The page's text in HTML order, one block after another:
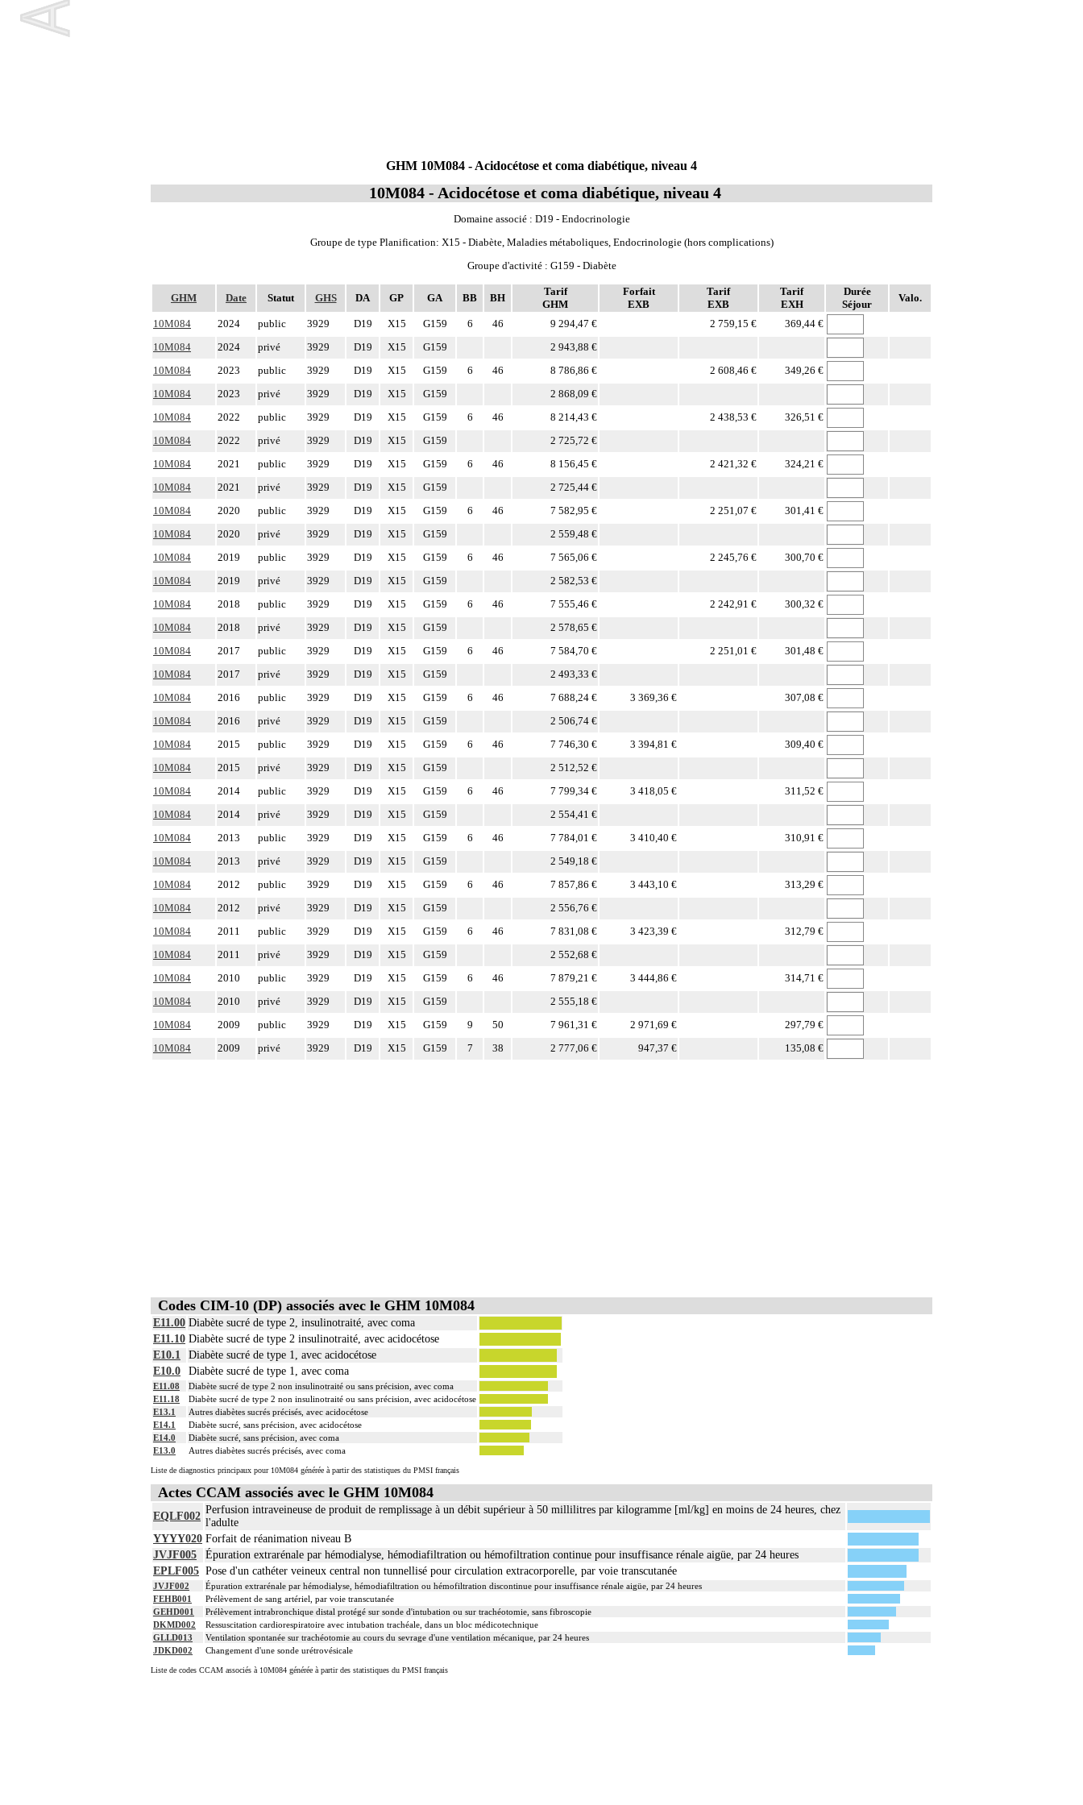
GHM Date Statut GHS DA GP GA BB BH
Tarif
GHM
Forfait
EXB
Tarif
EXB
Tarif
EXH
Durée
Séjour
Valo.
10M084 2024 public 3929 D19 X15 G159 6 46 9 294,47 € 2 759,15 €
369,44 €
10M084
2024 privé 3929 D19 X15 G159
2 943,88 €
10M084
2023 public 3929 D19 X15 G159 6 46 8 786,86 € 2 608,46 €
349,26 €
10M084
2023 privé 3929 D19 X15 G159
2 868,09 €
10M084
2022 public 3929 D19 X15 G159 6 46 8 214,43 € 2 438,53 €
326,51 €
10M084
2022 privé 3929 D19 X15 G159
2 725,72 €
10M084
2021 public 3929 D19 X15 G159 6 46 8 156,45 € 2 421,32 €
324,21 €
10M084
2021 privé 3929 D19 X15 G159
2 725,44 €
10M084
2020 public 3929 D19 X15 G159 6 46 7 582,95 € 2 251,07 €
301,41 €
10M084
2020 privé 3929 D19 X15 G159
2 559,48 €
10M084
2019 public 3929 D19 X15 G159 6 46 7 565,06 € 2 245,76 €
300,70 €
10M084
2019 privé 3929 D19 X15 G159
2 582,53 €
10M084
2018 public 3929 D19 X15 G159 6 46 7 555,46 € 2 242,91 €
300,32 €
10M084
2018 privé 3929 D19 X15 G159
2 578,65 €
10M084
2017 public 3929 D19 X15 G159 6 46 7 584,70 € 2 251,01 €
301,48 €
10M084
2017 privé 3929 D19 X15 G159
2 493,33 €
10M084
2016 public 3929 D19 X15 G159 6 46 7 688,24 € 3 369,36 €
307,08 €
10M084
2016 privé 3929 D19 X15 G159
2 506,74 €
10M084
2015 public 3929 D19 X15 G159 6 46 7 746,30 € 3 394,81 €
309,40 €
10M084
2015 privé 3929 D19 X15 G159
2 512,52 €
10M084
2014 public 3929 D19 X15 G159 6 46 7 799,34 € 3 418,05 €
311,52 €
10M084
2014 privé 3929 D19 X15 G159
2 554,41 €
10M084
2013 public 3929 D19 X15 G159 6 46 7 784,01 € 3 410,40 €
310,91 €
10M084
2013 privé 3929 D19 X15 G159
2 549,18 €
10M084
2012 public 3929 D19 X15 G159 6 46 7 857,86 € 3 443,10 €
313,29 €
10M084
2012 privé 3929 D19 X15 G159
2 556,76 €
10M084
2011 public 3929 D19 X15 G159 6 46 7 831,08 € 3 423,39 €
312,79 €
10M084
2011 privé 3929 D19 X15 G159
2 552,68 €
10M084
2010 public 3929 D19 X15 G159 6 46 7 879,21 € 3 444,86 €
314,71 €
10M084
2010 privé 3929 D19 X15 G159
2 555,18 €
10M084
2009 public 3929 D19 X15 G159 9 50 7 961,31 € 2 971,69 €
297,79 €
10M084
2009 privé 3929 D19 X15 G159 7 38 2 777,06 € 947,37 € 135,08 €
GHM 10M084 - Acidocétose et coma diabétique, niveau 4
10M084 - Acidocétose et coma diabétique, niveau 4
Domaine associé : D19 - Endocrinologie
Groupe de type Planification: X15 - Diabète, Maladies métaboliques, Endocrinologie (hors complications)
Groupe d'activité : G159 - Diabète
Codes CIM-10 (DP) associés avec le GHM 10M084
E11.00 Diabète sucré de type 2, insulinotraité, avec coma
E11.10 Diabète sucré de type 2 insulinotraité, avec acidocétose
E10.1
Diabète sucré de type 1, avec acidocétose
E10.0
Diabète sucré de type 1, avec coma
E11.08
Diabète sucré de type 2 non insulinotraité ou sans précision, avec coma
E11.18
Diabète sucré de type 2 non insulinotraité ou sans précision, avec acidocétose
E13.1
Autres diabètes sucrés précisés, avec acidocétose
E14.1
Diabète sucré, sans précision, avec acidocétose
E14.0
Diabète sucré, sans précision, avec coma
E13.0
Autres diabètes sucrés précisés, avec coma
Liste de diagnostics principaux pour 10M084 générée à partir des statistiques du PMSI français
Actes CCAM associés avec le GHM 10M084
EQLF002
Perfusion intraveineuse de produit de remplissage à un débit supérieur à 50 millilitres par kilogramme [ml/kg] en moins de 24 heures, chez
l'adulte
YYYY020 Forfait de réanimation niveau B
JVJF005
Épuration extrarénale par hémodialyse, hémodiafiltration ou hémofiltration continue pour insuffisance rénale aigüe, par 24 heures
EPLF005 Pose d'un cathéter veineux central non tunnellisé pour circulation extracorporelle, par voie transcutanée
JVJF002
Épuration extrarénale par hémodialyse, hémodiafiltration ou hémofiltration discontinue pour insuffisance rénale aigüe, par 24 heures
FEHB001
Prélèvement de sang artériel, par voie transcutanée
GEHD001
Prélèvement intrabronchique distal protégé sur sonde d'intubation ou sur trachéotomie, sans fibroscopie
DKMD002
Ressuscitation cardiorespiratoire avec intubation trachéale, dans un bloc médicotechnique
GLLD013
Ventilation spontanée sur trachéotomie au cours du sevrage d'une ventilation mécanique, par 24 heures
JDKD002
Changement d'une sonde urétrovésicale
Liste de codes CCAM associés à 10M084 générée à partir des statistiques du PMSI français